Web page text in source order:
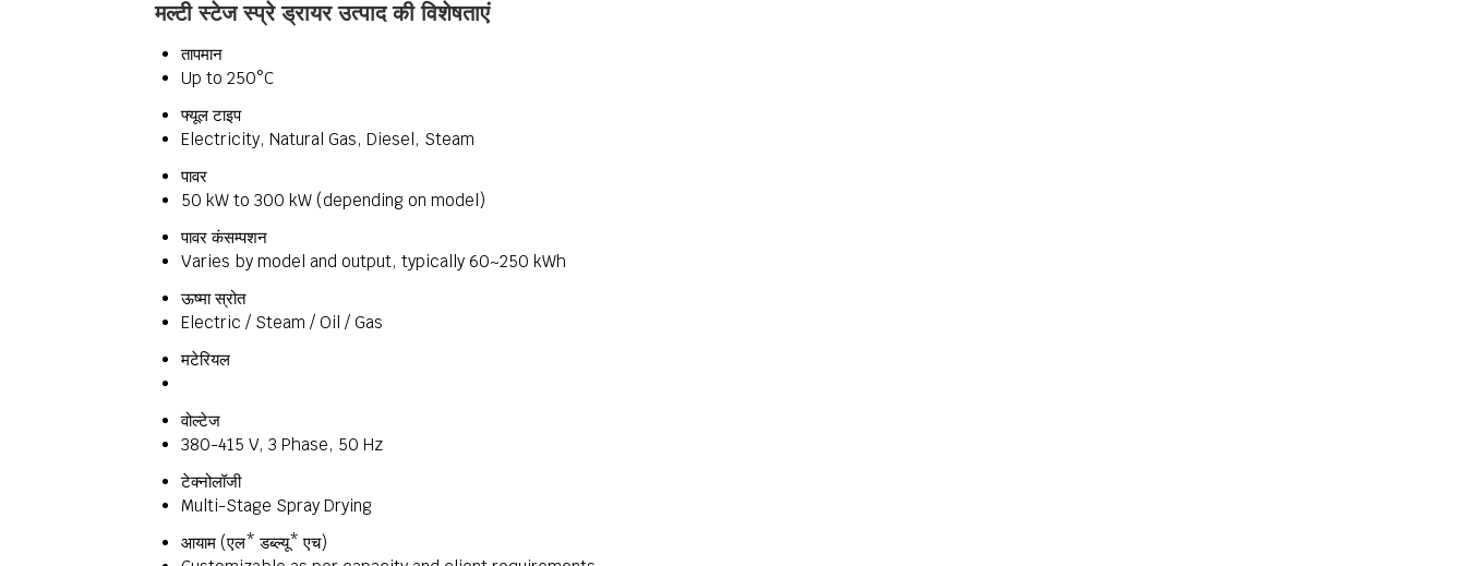
मल्टी स्टेज स्प्रे ड्रायर उत्पाद की विशेषताएं
तापमान
Up to 250°C
फ्यूल टाइप
Electricity, Natural Gas, Diesel, Steam
पावर
50 kW to 300 kW (depending on model)
पावर कंसम्पशन
Varies by model and output, typically 60~250 kWh
ऊष्मा स्रोत
Electric / Steam / Oil / Gas
मटेरियल
वोल्टेज
380-415 V, 3 Phase, 50 Hz
टेक्नोलॉजी
Multi-Stage Spray Drying
आयाम (एल* डब्ल्यू* एच)